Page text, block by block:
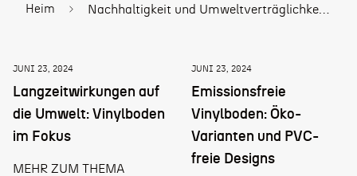
Heim
JUNI 23, 2024
Langzeitwirkungen auf
die Umwelt: Vinylboden
im Fokus
MEHR ZUM THEMA
JUNI 23, 2024
Emissionsfreie
Vinylboden: Öko-
Varianten und PVC-
freie Designs